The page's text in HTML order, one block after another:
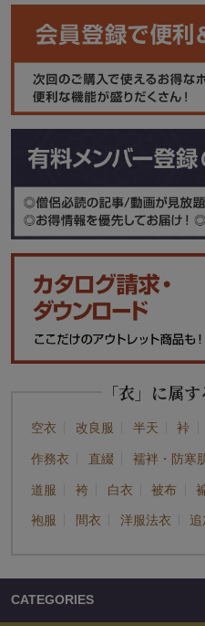
「衣」に属
空衣 改良服 半天 裃
作務衣 直綴 襦袢・防寒
道服 袴 白衣 被布
袍服 間衣 洋服法衣 追
CATEGORIES